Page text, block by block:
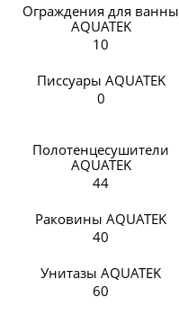
Ограждения для ванны
AQUATEK
10
Писсуары AQUATEK
0
Полотенцесушители
AQUATEK
44
Раковины AQUATEK
40
Унитазы AQUATEK
60